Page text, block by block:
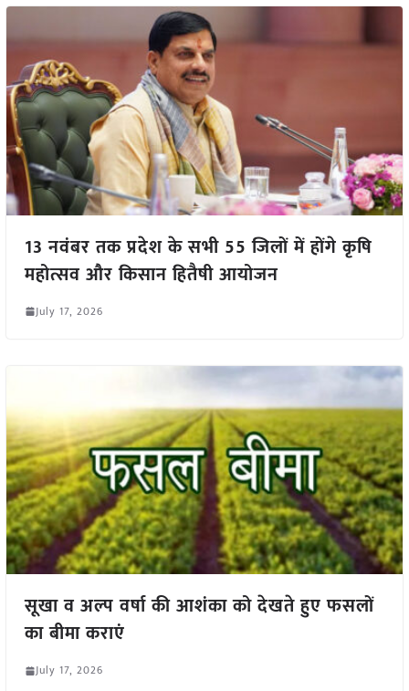
13 नवंबर तक प्रदेश के सभी 55 जिलों में होंगे कृषि
महोत्सव और किसान हितैषी आयोजन
July 17, 2026
सूखा व अल्प वर्षा की आशंका को देखते हुए फसलों
का बीमा कराएं
July 17, 2026